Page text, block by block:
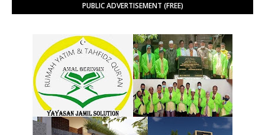
PUBLIC ADVERTISEMENT (FREE)